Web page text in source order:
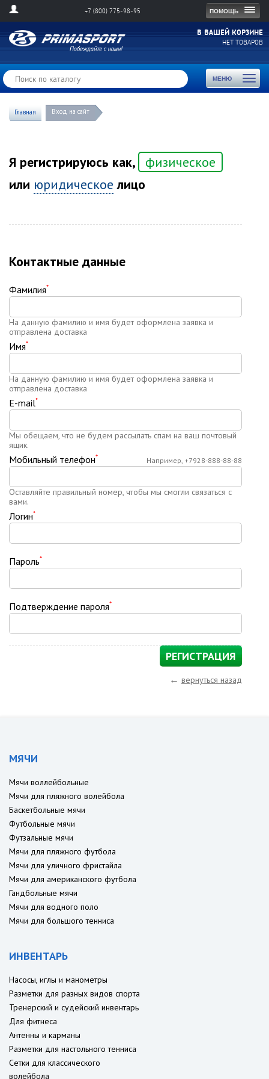
ПОМОЩЬ
+7 (800) 775-98-95
В ВАШЕЙ КОРЗИНЕ
НЕТ ТОВАРОВ
МЕНЮ
Toggle
Главная Вход на сайт
Я регистрируюсь как,
физическое
или юридическое лицо
Контактные данные
Фамилия*
На данную фамилию и имя будет оформлена заявка и
отправлена доставка
Имя*
На данную фамилию и имя будет оформлена заявка и
отправлена доставка
E-mail*
Мы обещаем, что не будем рассылать спам на ваш почтовый
ящик.
Мобильный телефон*
Оставляйте правильный номер, чтобы мы смогли связаться с
вами.
Например, +7928-888-88-88
Логин*
Пароль*
Подтверждение пароля*
← вернуться назад
МЯЧИ
Мячи воллейбольные
Мячи для пляжного волейбола
Баскетбольные мячи
Футбольные мячи
Футзальные мячи
Мячи для пляжного футбола
Мячи для уличного фристайла
Мячи для американского футбола
Гандбольные мячи
Мячи для водного поло
Мячи для большого тенниса
ИНВЕНТАРЬ
Насосы, иглы и манометры
Разметки для разных видов спорта
Тренерский и судейский инвентарь
Для фитнеса
Антенны и карманы
Разметки для настольного тенниса
Сетки для классического
волейбола